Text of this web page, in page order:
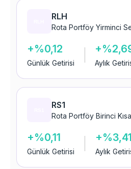
RLH
Rota Portföy Yirminci
+%0,12
Günlük Getirisi Aylık
RS1
Rota Portföy Birinci
+%0,11
Günlük Getirisi
+%3,41
Aylık